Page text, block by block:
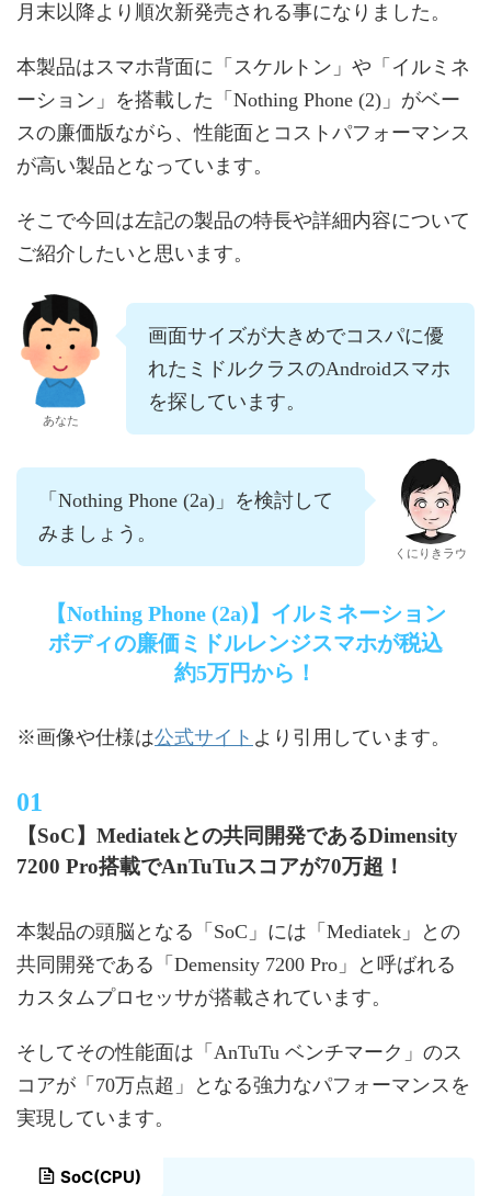
月末以降より順次新発売される事になりました。
本製品はスマホ背面に「スケルトン」や「イルミネ
ーション」を搭載した「Nothing Phone (2)」がベー
スの廉価版ながら、性能面とコストパフォーマンス
が高い製品となっています。
そこで今回は左記の製品の特長や詳細内容について
ご紹介したいと思います。
あなた
画面サイズが大きめでコスパに優
れたミドルクラスのAndroidスマホ
を探しています。
「Nothing Phone (2a)」を検討して
みましょう。
くにりきラウ
【Nothing Phone (2a)】イルミネーション
ボディの廉価ミドルレンジスマホが税込
約5万円から！
※画像や仕様は公式サイト より引用しています。
【SoC】Mediatekとの共同開発であるDimensity
7200 Pro搭載でAnTuTuスコアが70万超！
本製品の頭脳となる「SoC」には「Mediatek」との
共同開発である「Demensity 7200 Pro」と呼ばれる
カスタムプロセッサが搭載されています。
そしてその性能面は「AnTuTu ベンチマーク」のス
コアが「70万点超」となる強力なパフォーマンスを
実現しています。
SoC(CPU)